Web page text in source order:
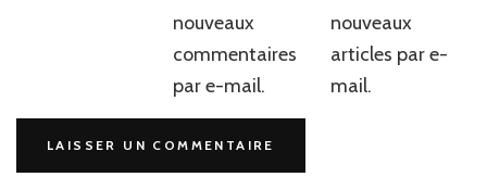
nouveaux
commentaires
par e-mail.
nouveaux
articles par e-
mail.